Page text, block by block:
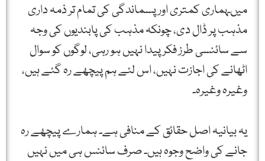
میںہماری کمتری اور پسماندگی کی تمام تر ذمہ داری
مذہب پر ڈال دی، چونکہ مذہب کی پابندیوں کی وجہ
سے سائنسی طرز فکر پیدا نہیں ہو رہی، لوگوں کو سوال
اٹھانے کی اجازت نہیں، اس لئے ہم پیچھے رہ گئے ہیں،
وغیرہ وغیرہ۔
یہ بیانیہ اصل حقائق کے منافی ہے۔ ہمارے پیچھے رہ
جانے کی واضح وجوہ ہیں۔ صرف سائنس ہی میں نہیں